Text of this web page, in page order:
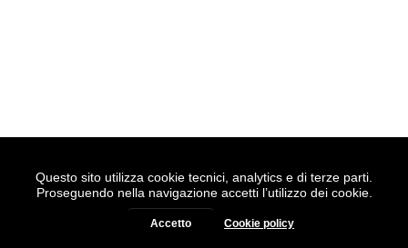
Questo sito utilizza cookie tecnici, analytics e di terze parti.
Proseguendo nella navigazione accetti l’utilizzo dei cookie.
Accetto Cookie policy
Realizzato conWordPress |Tema grafico ItaliaWP2
Basato sul Prototipo per siti PA di AgID